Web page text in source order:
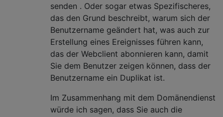
senden . Oder sogar etwas Spezifischeres,
das den Grund beschreibt, warum sich der
Benutzername geändert hat, was auch zur
Erstellung eines Ereignisses führen kann,
das der Webclient abonnieren kann, damit
Sie dem Benutzer zeigen können, dass der
Benutzername ein Duplikat ist.
Im Zusammenhang mit dem Domänendienst
würde ich sagen, dass Sie auch die